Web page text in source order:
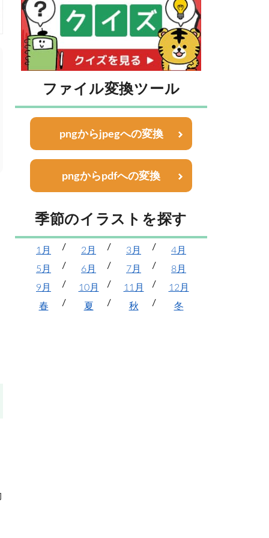
ファイル変換ツール
pngからjpegへの変換
pngからpdfへの変換
季節のイラストを探す
1月 2月 3月
4月
5月
6月 7月
8月
9月
10月 11月
12月
春
夏 秋 冬